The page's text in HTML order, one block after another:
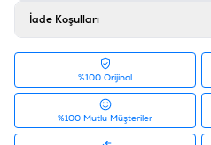
Ham protein
Ham yağ
Ham seluloz
Nem
İade Koşulları
%100 Orijinal
%100 Mutlu Müşteriler